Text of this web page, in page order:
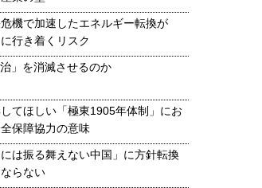
機で加速したエネルギー転換が
に行き着くリスク
」を消滅させるのか
てほしい「極東1905年体制」にお
保障協力の意味
には振る舞えない中国」に方針転換
らない